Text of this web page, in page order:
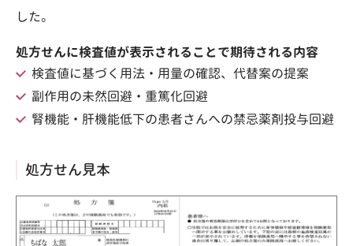
した。
処方せんに検査値が表示されることで期待される内容
検査値に基づく用法・用量の確認、代替案の提案
副作用の未然回避・重篤化回避
腎機能・肝機能低下の患者さんへの禁忌薬剤投与回避
処方せん見本